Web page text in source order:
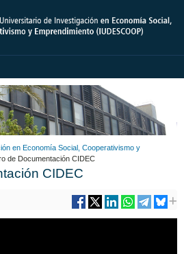
en Economía Social, Cooperativismo y
de Documentación CIDEC
CIDEC